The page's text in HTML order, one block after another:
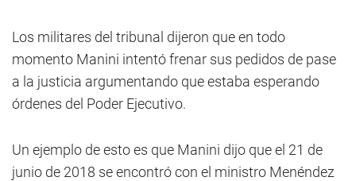
Los militares del tribunal dijeron que en todo
momento Manini intentó frenar sus pedidos de pase
a la justicia argumentando que estaba esperando
órdenes del Poder Ejecutivo.
Un ejemplo de esto es que Manini dijo que el 21 de
junio de 2018 se encontró con el ministro Menéndez